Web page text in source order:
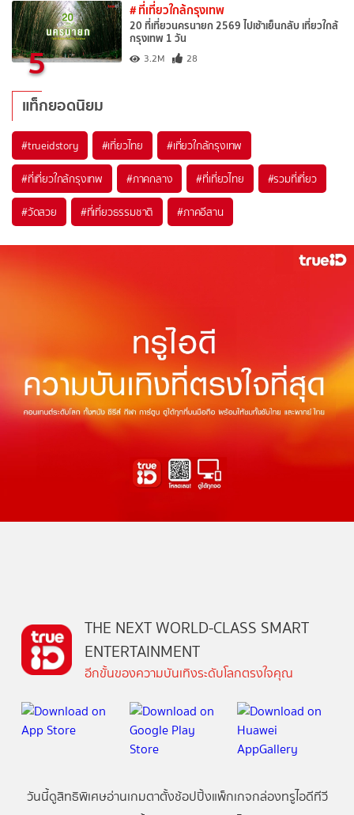
5
# ที่เที่ยวใกล้กรุงเทพ
20 ที่เที่ยวนครนายก 2569 ไปเช้าเย็นกลับ เที่ยวใกล้
กรุงเทพ 1 วัน
3.2M 28
แท็กยอดนิยม
#trueidstory #เที่ยวไทย #เที่ยวใกล้กรุงเทพ
#ที่เที่ยวใกล้กรุงเทพ #ภาคกลาง #ที่เที่ยวไทย #รวมที่เที่ยว
#วัดสวย #ที่เที่ยวธรรมชาติ #ภาคอีสาน
THE NEXT WORLD-CLASS SMART
ENTERTAINMENT
อีกขั้นของความบันเทิงระดับโลกตรงใจคุณ
วันนี้ดูสิทธิพิเศษอ่านเกมตาตั้งช้อปปิ้งแพ็กเกจกล่องทรูไอดีทีวี